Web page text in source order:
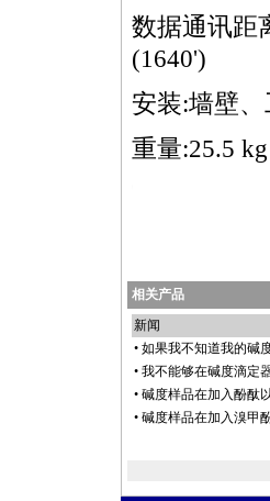
数据通讯距
(1640')
安装:墙壁
重量:25.5
相关产品
新闻
• 如果我不知道我的碱
• 我不能够在碱度滴定
• 碱度样品在加入酚酞
• 碱度样品在加入溴甲